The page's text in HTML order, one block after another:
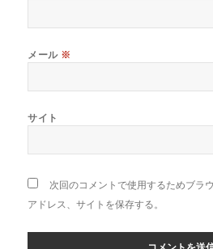
メール ※
サイト
次回のコメントで使用するためブラ
アドレス、サイトを保存する。